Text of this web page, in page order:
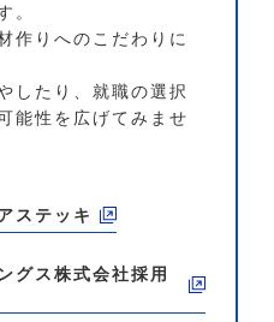
。
作りへのこだわりに
したり、就職の選択
能性を広げてみませ
ステッキ
グス株式会社採用